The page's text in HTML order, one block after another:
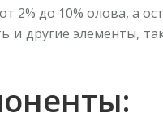
2% до 10% олова, а
и другие элементы,